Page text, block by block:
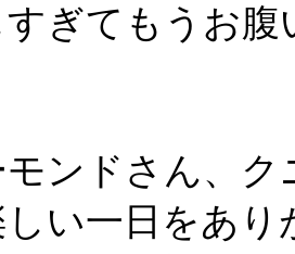
ぎてもうお腹
モンドさん、
しい一日をあ